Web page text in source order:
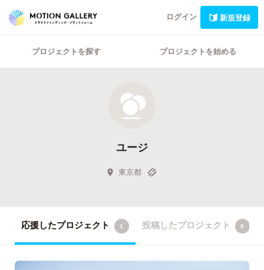
ログイン 新規登録
プロジェクトを探す プロジェクトを始める
ユージ
東京都
応援したプロジェクト 1 投稿したプロジェクト 0